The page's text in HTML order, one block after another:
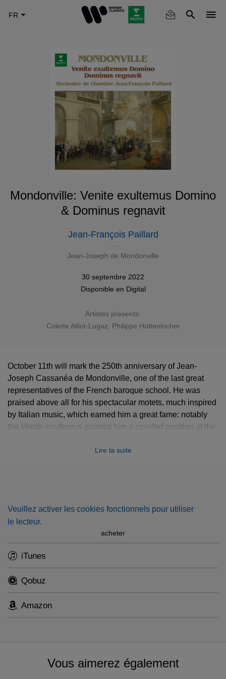
Mondonville: Venite exultemus Domino
& Dominus regnavit
Jean-François Paillard
Jean-Joseph de Mondonville
30 septembre 2022
Disponible en Digital
Artistes présents:
Colette Alliot-Lugaz
Philippe Huttenlocher
October 11th will mark the 250th anniversary of Jean-
Joseph Cassanéa de Mondonville, one of the last great
representatives of the French baroque school. He was
praised above all for his spectacular motets, much inspired
by Italian music, which earned him a great fame: notably
the Venite exultemus granted him a coveted position at the
baroque pioneer Jean-François Paillard, coupled with the
Lire la suite
Veuillez activer les cookies fonctionnels pour utiliser
le lecteur.
acheter
iTunes
Qobuz
Amazon
Vous aimerez également